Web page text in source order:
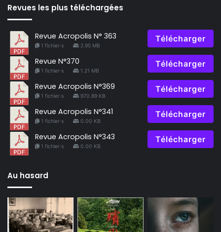
Revues les plus téléchargées
Revue Acropolis N° 363
1 fichier·s 2.95 MB
Télécharger
Revue N°370
1 fichier·s 1.21 MB
Télécharger
Revue Acropolis N°369
1 fichier·s 970.89 KB
Télécharger
Revue Acropolis N°341
1 fichier·s 0.00 KB
Télécharger
Revue Acropolis N°343
1 fichier·s 0.00 KB
Télécharger
Au hasard